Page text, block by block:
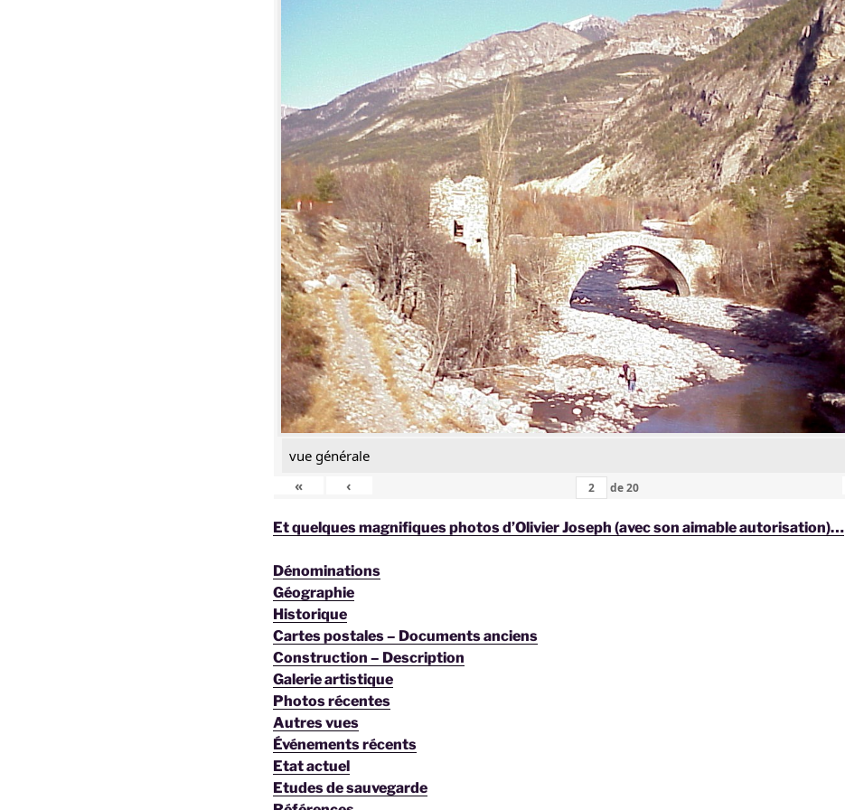
vue générale
«
‹ de20
Et quelques magnifiques photos d’Olivier Joseph (avec son aimable autorisation)…
Dénominations
Géographie
Historique
Cartes postales – Documents anciens
Construction – Description
Galerie artistique
Photos récentes
Autres vues
Événements récents
Etat actuel
Etudes de sauvegarde